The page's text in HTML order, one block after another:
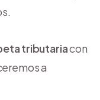
tributariacon
a